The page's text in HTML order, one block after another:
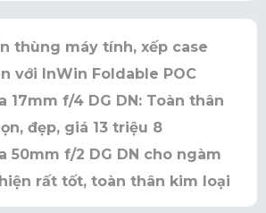
thùng máy tính, xếp case
với InWin Foldable POC
17mm f/4 DG DN: Toàn thân
đẹp, giá 13 triệu 8
50mm f/2 DG DN cho ngàm
rất tốt, toàn thân kim loại